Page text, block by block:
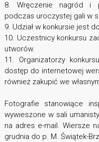
8. Wręczenie nagród i
podczas uroczystej gali w
9. Udział w konkursie jest
10. Uczestnicy konkursu
utworów.
11. Organizatorzy
dostęp do internetowej
również zakupić we
Fotografie stanowiące
wywieszone w sali
na adres e-mail. Wiersze
grudnia do p. M. Świątek-